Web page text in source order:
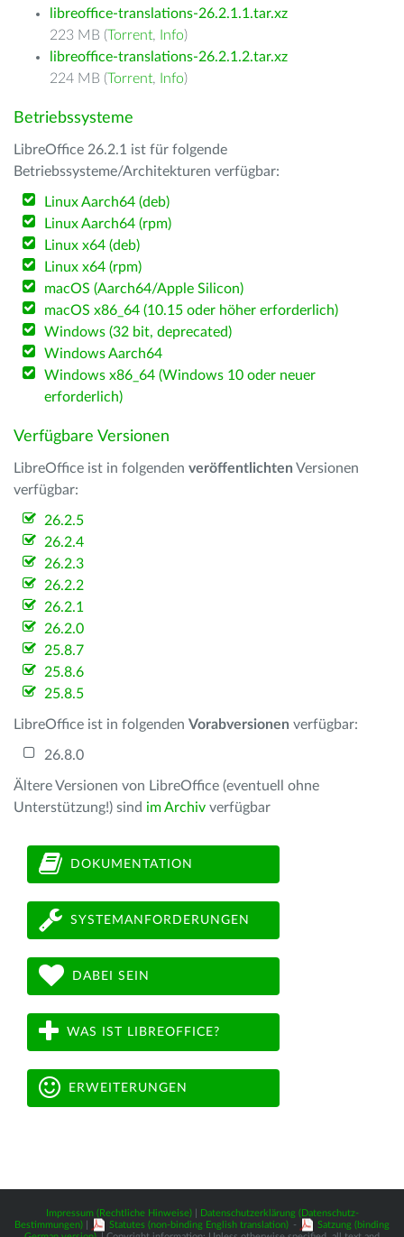
libreoffice-translations-26.2.1.1.tar.xz
223 MB (Torrent, Info)
libreoffice-translations-26.2.1.2.tar.xz
224 MB (Torrent, Info)
Betriebssysteme
LibreOffice 26.2.1 ist für folgende
Betriebssysteme/Architekturen verfügbar:
Linux Aarch64 (deb)
Linux Aarch64 (rpm)
Linux x64 (deb)
Linux x64 (rpm)
macOS (Aarch64/Apple Silicon)
macOS x86_64 (10.15 oder höher erforderlich)
Windows (32 bit, deprecated)
Windows Aarch64
Windows x86_64 (Windows 10 oder neuer
erforderlich)
Verfügbare Versionen
LibreOffice ist in folgenden veröffentlichten Versionen
verfügbar:
26.2.5
26.2.4
26.2.3
26.2.2
26.2.1
26.2.0
25.8.7
25.8.6
25.8.5
LibreOffice ist in folgenden Vorabversionen verfügbar:
26.8.0
Ältere Versionen von LibreOffice (eventuell ohne
Unterstützung!) sind im Archiv verfügbar
DOKUMENTATION
SYSTEMANFORDERUNGEN
DABEI SEIN
WAS IST LIBREOFFICE?
ERWEITERUNGEN
Impressum (Rechtliche Hinweise)|
Datenschutzerklärung (Datenschutz-
Bestimmungen)
Statutes (non-binding English translation) -
Satzung (binding